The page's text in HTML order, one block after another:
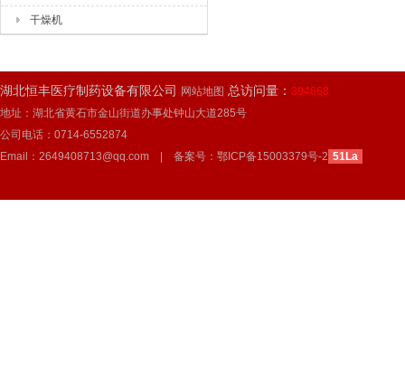
干燥机
湖北恒丰医疗制药设备有限公司 网站地图 总访问量： 394668
地址：湖北省黄石市金山街道办事处钟山大道285号
公司电话：0714-6552874
Email：2649408713@qq.com | 备案号： 鄂ICP备15003379号-2 51La